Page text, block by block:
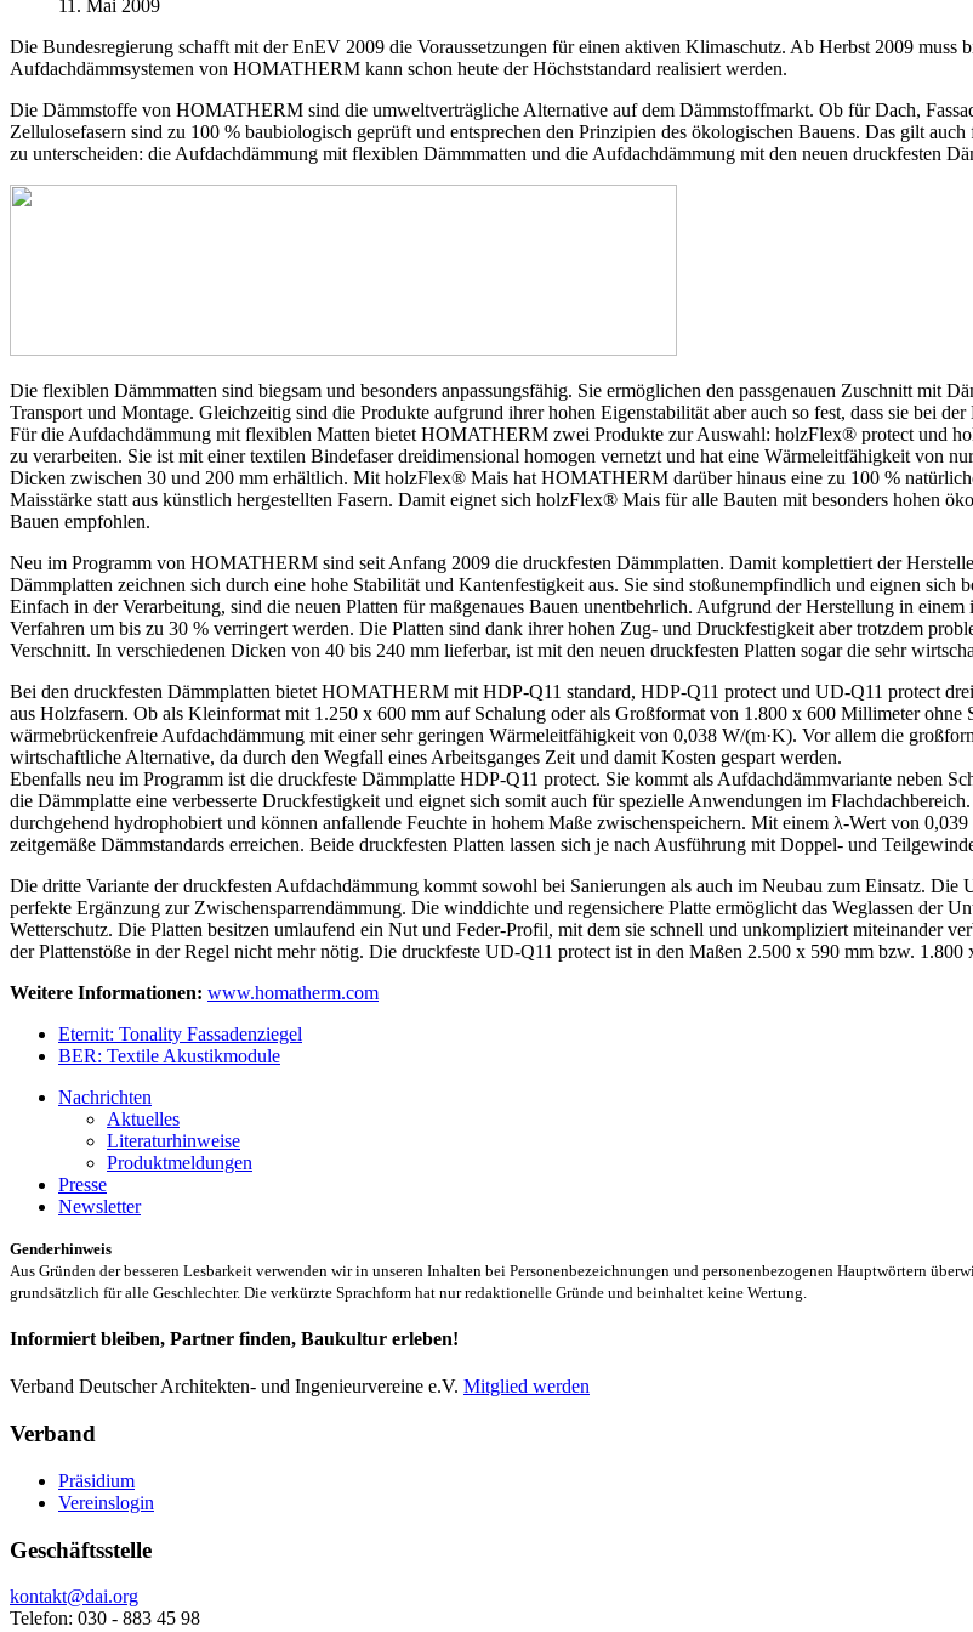
11. Mai 2009
Die Bundesregierung schafft mit der EnEV 2009 die Voraussetzungen für einen aktiven Klimaschutz. Ab Herbst 2009
Aufdachdämmsystemen von HOMATHERM kann schon heute der Höchststandard realisiert werden.
Die Dämmstoffe von HOMATHERM sind die umweltverträgliche Alternative auf dem Dämmstoffmarkt. Ob für Dach,
Zellulosefasern sind zu 100 % baubiologisch geprüft und entsprechen den Prinzipien des ökologischen Bauens. Das gilt
zu unterscheiden: die Aufdachdämmung mit flexiblen Dämmmatten und die Aufdachdämmung mit den neuen druckfesten
Die flexiblen Dämmmatten sind biegsam und besonders anpassungsfähig. Sie ermöglichen den passgenauen Zuschnitt mit
Transport und Montage. Gleichzeitig sind die Produkte aufgrund ihrer hohen Eigenstabilität aber auch so fest, dass sie bei
Für die Aufdachdämmung mit flexiblen Matten bietet HOMATHERM zwei Produkte zur Auswahl: holzFlex® protect und
zu verarbeiten. Sie ist mit einer textilen Bindefaser dreidimensional homogen vernetzt und hat eine Wärmeleitfähigkeit von
Dicken zwischen 30 und 200 mm erhältlich. Mit holzFlex® Mais hat HOMATHERM darüber hinaus eine zu 100 %
Maisstärke statt aus künstlich hergestellten Fasern. Damit eignet sich holzFlex® Mais für alle Bauten mit besonders hohen
Bauen empfohlen.
Neu im Programm von HOMATHERM sind seit Anfang 2009 die druckfesten Dämmplatten. Damit komplettiert der
Dämmplatten zeichnen sich durch eine hohe Stabilität und Kantenfestigkeit aus. Sie sind stoßunempfindlich und eignen sich
Einfach in der Verarbeitung, sind die neuen Platten für maßgenaues Bauen unentbehrlich. Aufgrund der Herstellung in
Verfahren um bis zu 30 % verringert werden. Die Platten sind dank ihrer hohen Zug- und Druckfestigkeit aber trotzdem
Verschnitt. In verschiedenen Dicken von 40 bis 240 mm lieferbar, ist mit den neuen druckfesten Platten sogar die sehr
Bei den druckfesten Dämmplatten bietet HOMATHERM mit HDP-Q11 standard, HDP-Q11 protect und UD-Q11 protect
aus Holzfasern. Ob als Kleinformat mit 1.250 x 600 mm auf Schalung oder als Großformat von 1.800 x 600 Millimeter
wärmebrückenfreie Aufdachdämmung mit einer sehr geringen Wärmeleitfähigkeit von 0,038 W/(m·K). Vor allem die
wirtschaftliche Alternative, da durch den Wegfall eines Arbeitsganges Zeit und damit Kosten gespart werden.
Ebenfalls neu im Programm ist die druckfeste Dämmplatte HDP-Q11 protect. Sie kommt als Aufdachdämmvariante neben
die Dämmplatte eine verbesserte Druckfestigkeit und eignet sich somit auch für spezielle Anwendungen im
durchgehend hydrophobiert und können anfallende Feuchte in hohem Maße zwischenspeichern. Mit einem λ-Wert von
zeitgemäße Dämmstandards erreichen. Beide druckfesten Platten lassen sich je nach Ausführung mit Doppel- und
Die dritte Variante der druckfesten Aufdachdämmung kommt sowohl bei Sanierungen als auch im Neubau zum Einsatz.
perfekte Ergänzung zur Zwischensparrendämmung. Die winddichte und regensichere Platte ermöglicht das Weglassen der
Wetterschutz. Die Platten besitzen umlaufend ein Nut und Feder-Profil, mit dem sie schnell und unkompliziert miteinander
der Plattenstöße in der Regel nicht mehr nötig. Die druckfeste UD-Q11 protect ist in den Maßen 2.500 x 590 mm bzw.
Weitere Informationen: www.homatherm.com
Eternit: Tonality Fassadenziegel
BER: Textile Akustikmodule
Nachrichten
Aktuelles
Literaturhinweise
Produktmeldungen
Presse
Newsletter
Genderhinweis
Aus Gründen der besseren Lesbarkeit verwenden wir in unseren Inhalten bei Personenbezeichnungen und personenbezogenen Hauptwörtern
grundsätzlich für alle Geschlechter. Die verkürzte Sprachform hat nur redaktionelle Gründe und beinhaltet keine Wertung.
Informiert bleiben, Partner finden, Baukultur erleben!
Verband Deutscher Architekten- und Ingenieurvereine e.V. Mitglied werden
Verband
Präsidium
Vereinslogin
Geschäftsstelle
kontakt@dai.org
Telefon: 030 - 883 45 98